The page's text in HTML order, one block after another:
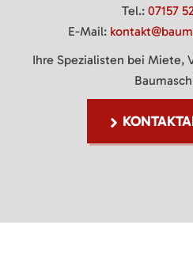
Tel.: 07157
E-Mail:
Ihre Spezialisten bei Miete,